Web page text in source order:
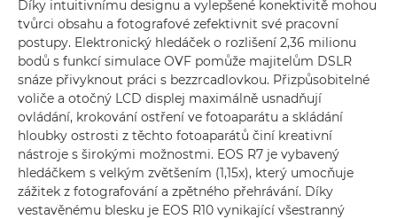
Díky intuitivnímu designu a vylepšené konektivitě mohou
tvůrci obsahu a fotografové zefektivnit své pracovní
postupy. Elektronický hledáček o rozlišení 2,36 milionu
bodů s funkcí simulace OVF pomůže majitelům DSLR
snáze přivyknout práci s bezzrcadlovkou. Přizpůsobitelné
voliče a otočný LCD displej maximálně usnadňují
ovládání, krokování ostření ve fotoaparátu a skládání
hloubky ostrosti z těchto fotoaparátů činí kreativní
nástroje s širokými možnostmi. EOS R7 je vybavený
hledáčkem s velkým zvětšením (1,15x), který umocňuje
zážitek z fotografování a zpětného přehrávání. Díky
vestavěnému blesku je EOS R10 vynikající všestranný